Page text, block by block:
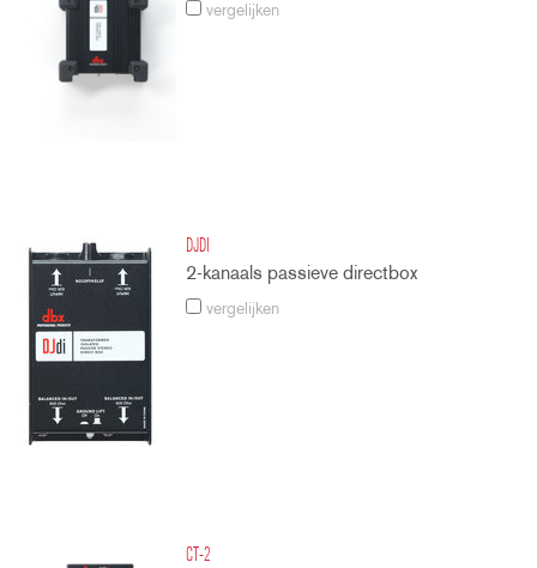
vergelijken
DJDI
2-kanaals passieve directbox
vergelijken
CT-2